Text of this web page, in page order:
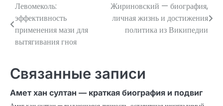
Навигация
по
записям
Левомеколь:
эффективность
применения мази для
вытягивания гноя
Жириновский — биография,
личная жизнь и достижения
политика из Википедии
Связанные записи
Амет хан султан — краткая биография и подвиг